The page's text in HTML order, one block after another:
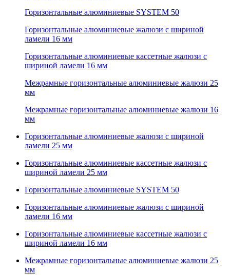
Горизонтальные алюминиевые SYSTEM 50
Горизонтальные алюминиевые жалюзи с шириной
ламели 16 мм
Горизонтальные алюминиевые кассетные жалюзи с
шириной ламели 16 мм
Межрамные горизонтальные алюминиевые жалюзи 25
мм
Межрамные горизонтальные алюминиевые жалюзи 16
мм
Горизонтальные алюминиевые жалюзи с шириной
ламели 25 мм
Горизонтальные алюминиевые кассетные жалюзи с
шириной ламели 25 мм
Горизонтальные алюминиевые SYSTEM 50
Горизонтальные алюминиевые жалюзи с шириной
ламели 16 мм
Горизонтальные алюминиевые кассетные жалюзи с
шириной ламели 16 мм
Межрамные горизонтальные алюминиевые жалюзи 25
мм